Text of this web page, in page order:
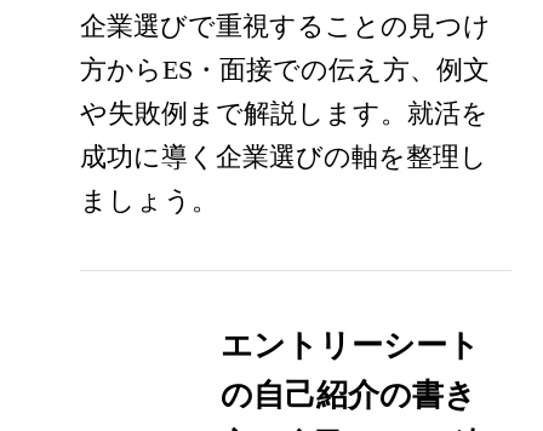
企業選びで重視することの見つけ
方からES・面接での伝え方、例文
や失敗例まで解説します。就活を
成功に導く企業選びの軸を整理し
ましょう。
エントリーシート
の自己紹介の書き